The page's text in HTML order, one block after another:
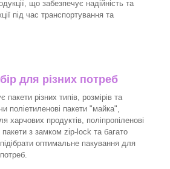
що забезпечує надійність та
під час транспортування та
для різних потреб
різних типів, розмірів та
поліетиленові пакети "майка",
харчових продуктів, поліпропіленові
з замком zip-lock та багато
оптимальне пакування для